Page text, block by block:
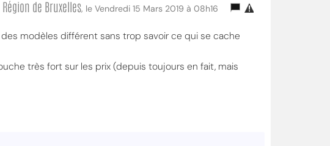
de Bruxelles, le Vendredi 15 Mars 2019 à 08h16
modèles différent sans trop savoir ce qui se cache
très fort sur les prix (depuis toujours en fait, mais